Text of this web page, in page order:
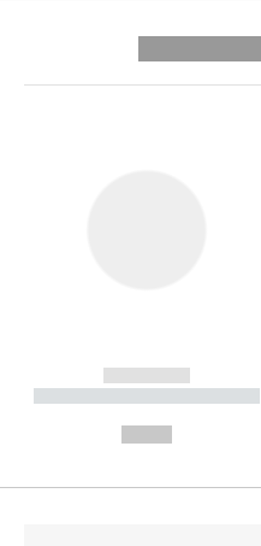
------------
----------- ----------- --------